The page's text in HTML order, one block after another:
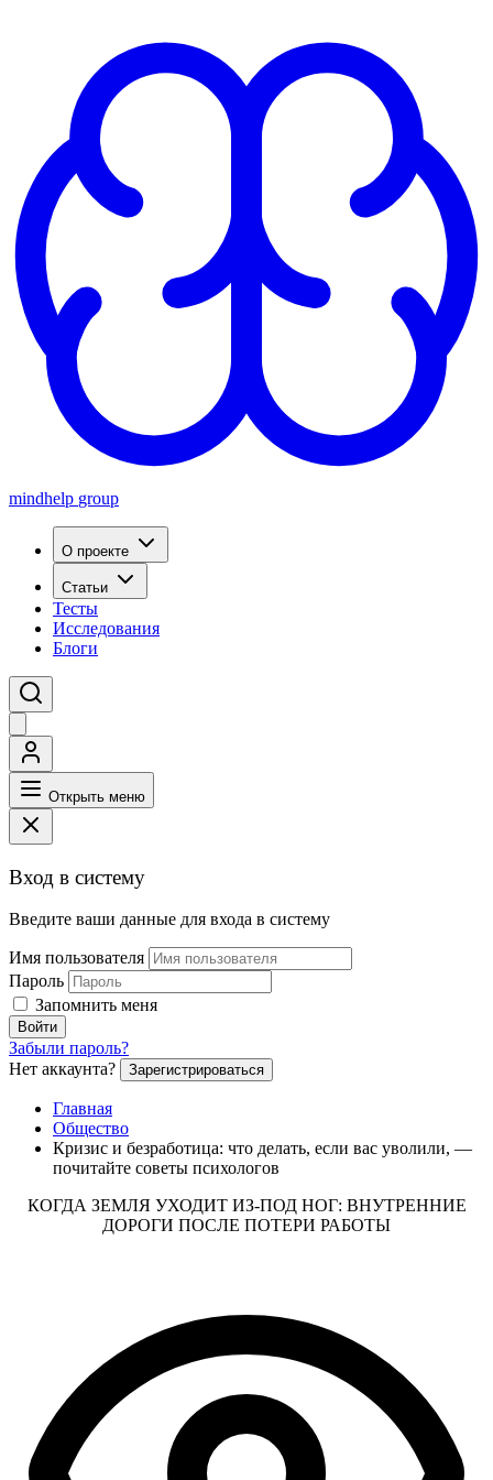
mindhelp group
О проекте
Статьи
Тесты
Исследования
Блоги
Открыть меню
Вход в систему
Введите ваши данные для входа в систему
Имя пользователя
Пароль
Запомнить меня
Войти
Забыли пароль?
Нет аккаунта?
Зарегистрироваться
Главная
Общество
Кризис и безработица: что делать, если вас уволили, —
почитайте советы психологов
КОГДА ЗЕМЛЯ УХОДИТ ИЗ-ПОД НОГ: ВНУТРЕННИЕ
ДОРОГИ ПОСЛЕ ПОТЕРИ РАБОТЫ